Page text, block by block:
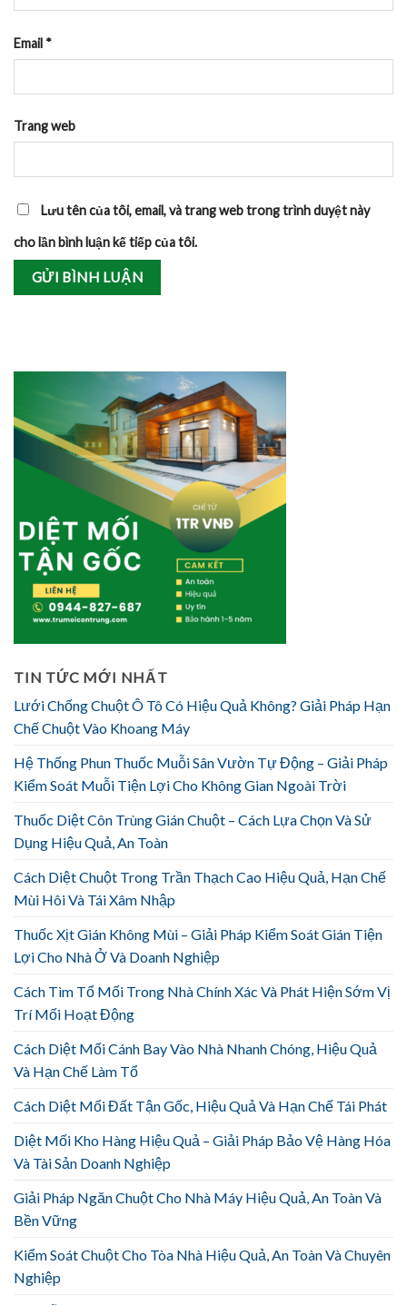
Email *
Trang web
Lưu tên của tôi, email, và trang web trong trình duyệt này
cho lần bình luận kế tiếp của tôi.
TIN TỨC MỚI NHẤT
Lưới Chống Chuột Ô Tô Có Hiệu Quả Không? Giải Pháp Hạn
Chế Chuột Vào Khoang Máy
Hệ Thống Phun Thuốc Muỗi Sân Vườn Tự Động – Giải Pháp
Kiểm Soát Muỗi Tiện Lợi Cho Không Gian Ngoài Trời
Thuốc Diệt Côn Trùng Gián Chuột – Cách Lựa Chọn Và Sử
Dụng Hiệu Quả, An Toàn
Cách Diệt Chuột Trong Trần Thạch Cao Hiệu Quả, Hạn Chế
Mùi Hôi Và Tái Xâm Nhập
Thuốc Xịt Gián Không Mùi – Giải Pháp Kiểm Soát Gián Tiện
Lợi Cho Nhà Ở Và Doanh Nghiệp
Cách Tìm Tổ Mối Trong Nhà Chính Xác Và Phát Hiện Sớm Vị
Trí Mối Hoạt Động
Cách Diệt Mối Cánh Bay Vào Nhà Nhanh Chóng, Hiệu Quả
Và Hạn Chế Làm Tổ
Cách Diệt Mối Đất Tận Gốc, Hiệu Quả Và Hạn Chế Tái Phát
Diệt Mối Kho Hàng Hiệu Quả – Giải Pháp Bảo Vệ Hàng Hóa
Và Tài Sản Doanh Nghiệp
Giải Pháp Ngăn Chuột Cho Nhà Máy Hiệu Quả, An Toàn Và
Bền Vững
Kiểm Soát Chuột Cho Tòa Nhà Hiệu Quả, An Toàn Và Chuyên
Nghiệp